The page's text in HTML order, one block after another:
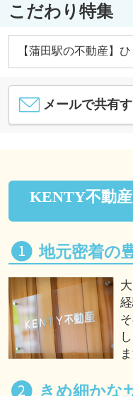
こだわり特集
【蒲田駅の不動産】
メールで共有
KENTY不動
地元密着の
きめ細かな